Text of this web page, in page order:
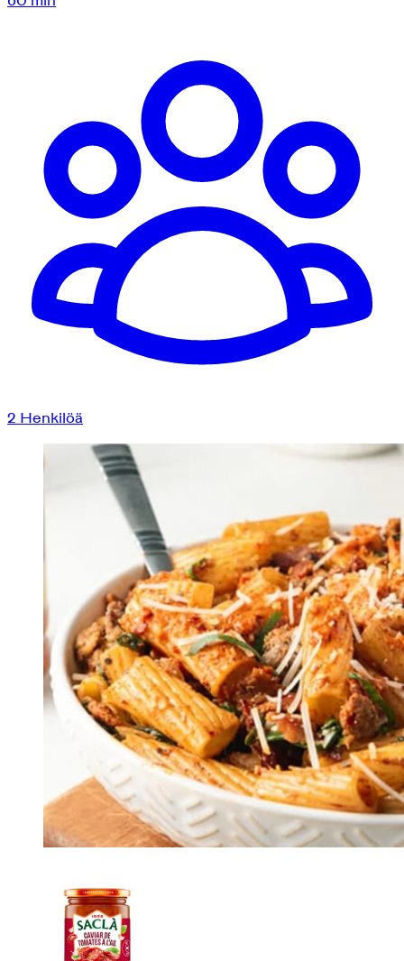
2 Henkilöä